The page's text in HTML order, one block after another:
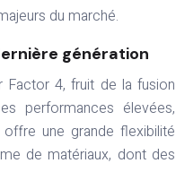
du marché.
génération
Factor 4, fruit de la fusion
performances élevées,
une grande flexibilité
de matériaux, dont des